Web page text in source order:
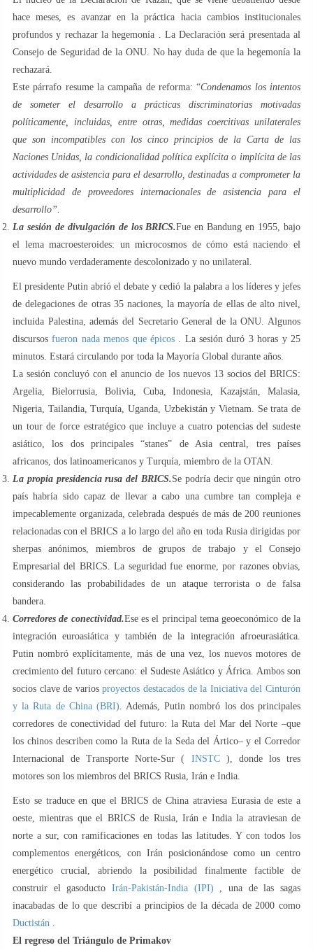
hace meses, es avanzar en la práctica hacia cambios institucionales
profundos y rechazar la hegemonía . La Declaración será presentada al
Consejo de Seguridad de la ONU. No hay duda de que la hegemonía la
rechazará.
Este párrafo resume la campaña de reforma: “Condenamos los intentos
de someter el desarrollo a prácticas discriminatorias motivadas
políticamente, incluidas, entre otras, medidas coercitivas unilaterales
que son incompatibles con los cinco principios de la Carta de las
Naciones Unidas, la condicionalidad política explícita o implícita de las
actividades de asistencia para el desarrollo, destinadas a comprometer la
multiplicidad de proveedores internacionales de asistencia para el
desarrollo”.
La sesión de divulgación de los BRICS.Fue en Bandung en 1955, bajo
el lema macroesteroides: un microcosmos de cómo está naciendo el
nuevo mundo verdaderamente descolonizado y no unilateral.
El presidente Putin abrió el debate y cedió la palabra a los líderes y jefes
de delegaciones de otras 35 naciones, la mayoría de ellas de alto nivel,
incluida Palestina, además del Secretario General de la ONU. Algunos
discursosfueron nada menos que épicos. La sesión duró 3 horas y 25
minutos. Estará circulando por toda la Mayoría Global durante años.
La sesión concluyó con el anuncio de los nuevos 13 socios del BRICS:
Argelia, Bielorrusia, Bolivia, Cuba, Indonesia, Kazajstán, Malasia,
Nigeria, Tailandia, Turquía, Uganda, Uzbekistán y Vietnam. Se trata de
un tour de force estratégico que incluye a cuatro potencias del sudeste
asiático, los dos principales “stanes” de Asia central, tres países
africanos, dos latinoamericanos y Turquía, miembro de la OTAN.
La propia presidencia rusa del BRICS.Se podría decir que ningún otro
país habría sido capaz de llevar a cabo una cumbre tan compleja e
impecablemente organizada, celebrada después de más de 200 reuniones
relacionadas con el BRICS a lo largo del año en toda Rusia dirigidas por
sherpas anónimos, miembros de grupos de trabajo y el Consejo
Empresarial del BRICS. La seguridad fue enorme, por razones obvias,
considerando las probabilidades de un ataque terrorista o de falsa
bandera.
Corredores de conectividad.Ese es el principal tema geoeconómico de la
integración euroasiática y también de la integración afroeurasiática.
Putin nombró explícitamente, más de una vez, los nuevos motores de
crecimiento del futuro cercano: el Sudeste Asiático y África. Ambos son
socios clave de variosproyectos destacados de la Iniciativa del Cinturón
y la Ruta de China (BRI) . Además, Putin nombró los dos principales
corredores de conectividad del futuro: la Ruta del Mar del Norte –que
los chinos describen como la Ruta de la Seda del Ártico– y el Corredor
Internacional de Transporte Norte-Sur ( INSTC), donde los tres
motores son los miembros del BRICS Rusia, Irán e India.
Esto se traduce en que el BRICS de China atraviesa Eurasia de este a
oeste, mientras que el BRICS de Rusia, Irán e India la atraviesan de
norte a sur, con ramificaciones en todas las latitudes. Y con todos los
complementos energéticos, con Irán posicionándose como un centro
energético crucial, abriendo la posibilidad finalmente factible de
construir el gasoducto Irán-Pakistán-India (IPI) , una de las sagas
inacabadas de lo que describí a principios de la década de 2000 como
Ductistán
El regreso del Triángulo de Primakov